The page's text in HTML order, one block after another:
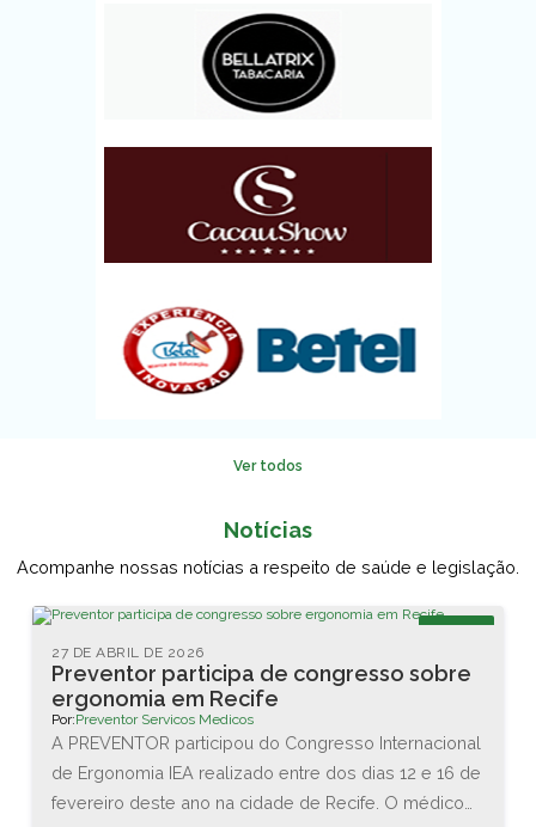
Ver todos
Notícias
Acompanhe nossas notícias a respeito de saúde e legislação.
Preventor participa de congresso sobre
ergonomia em Recife
27 DE ABRIL DE 2026
Por:Preventor Servicos Medicos
A PREVENTOR participou do Congresso Internacional
de Ergonomia IEA realizado entre dos dias 12 e 16 de
fevereiro deste ano na cidade de Recife. O médico